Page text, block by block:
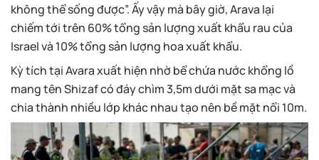
không thể sống được”. Ấy vậy mà bây giờ, Arava lại
chiếm tới trên 60% tổng sản lượng xuất khẩu rau của
Israel và 10% tổng sản lượng hoa xuất khẩu.
Kỳ tích tại Avara xuất hiện nhờ bể chứa nước khổng lồ
mang tên Shizaf có đáy chìm 3,5m dưới mặt sa mạc và
chia thành nhiều lớp khác nhau tạo nên bề mặt nổi 10m.